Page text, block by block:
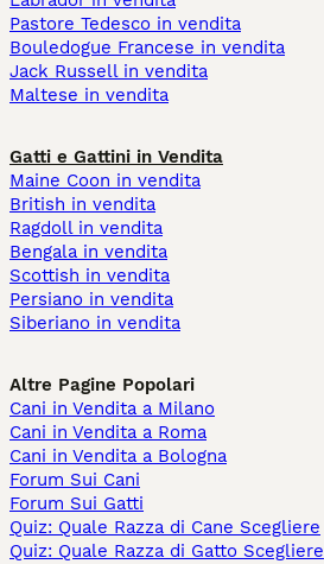
Pastore Tedesco in vendita
Bouledogue Francese in vendita
Jack Russell in vendita
Maltese in vendita
Gatti e Gattini in Vendita
Maine Coon in vendita
British in vendita
Ragdoll in vendita
Bengala in vendita
Scottish in vendita
Persiano in vendita
Siberiano in vendita
Altre Pagine Popolari
Cani in Vendita a Milano
Cani in Vendita a Roma
Cani in Vendita a Bologna
Forum Sui Cani
Forum Sui Gatti
Quiz: Quale Razza di Cane Scegliere
Quiz: Quale Razza di Gatto Scegliere